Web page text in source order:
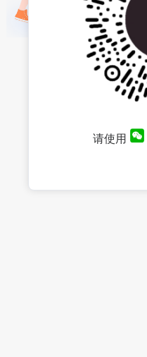
请使用